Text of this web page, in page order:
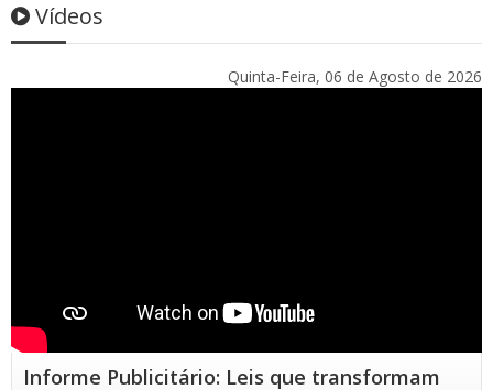
Vídeos
Quinta-Feira, 06 de Agosto de 2026
Informe Publicitário: Leis que transformam